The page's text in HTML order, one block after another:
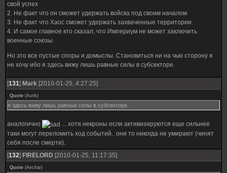
свой успех
2. Не факт что он сможет удержать войска под своим началом
3. Не факт что Хаос сможет удержать захваченные территории.
4. И самое главное кто сказал, что Империум не может заключить
военные союзы.
Но это все пустые споры и домыслы. Становиться ни на чью сторону я
не хочу ибо я здесь вижу лишь равные силы в субсекторе.
[131] Mark [2010-01-25, 4:27:25]
Quote (Aurik)
я здесь вижу лишь равные силы в субсекторе.
аналогично
... хотя некроны если активизируются еще сильнее
таки могут переломить ход событий.. они то никогда не умирают (чинят
себя после смерти).
[132] FIRELORD [2010-01-25, 11:17:35]
Quote (Anchar)